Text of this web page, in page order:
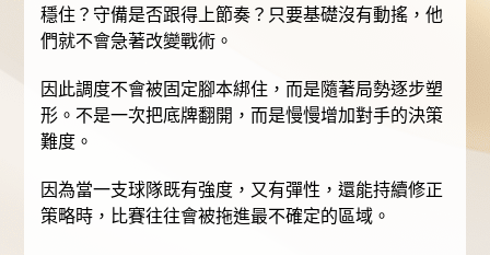
穩住？守備是否跟得上節奏？只要基礎沒有動搖，他
們就不會急著改變戰術。
因此調度不會被固定腳本綁住，而是隨著局勢逐步塑
形。不是一次把底牌翻開，而是慢慢增加對手的決策
難度。
因為當一支球隊既有強度，又有彈性，還能持續修正
策略時，比賽往往會被拖進最不確定的區域。